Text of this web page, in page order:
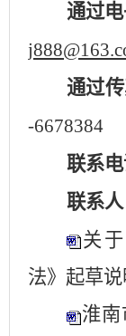
通过
通过
-6678384
联系电
联系人
关
法》起草说
淮南